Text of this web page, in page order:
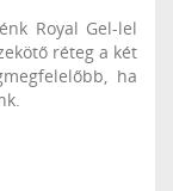
Royal Gel-lel
réteg a két
ha